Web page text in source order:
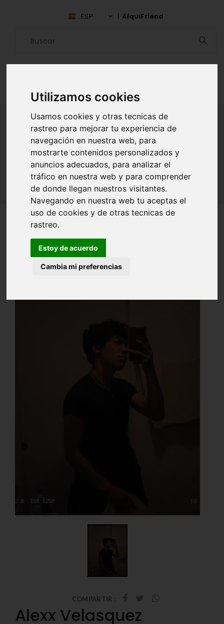
Utilizamos cookies
Usamos cookies y otras tecnicas de
rastreo para mejorar tu experiencia de
navegación en nuestra web, para
mostrarte contenidos personalizados y
anuncios adecuados, para analizar el
tráfico en nuestra web y para comprender
de donde llegan nuestros visitantes.
Navegando en nuestra web tu aceptas el
uso de cookies y de otras tecnicas de
rastreo.
Estoy de acuerdo
Cambia mi preferencias
ESP AlquiFriend
ALQUILAR AMIGO
Inicio Amigos Lima Alexx Velasquez
COMPARTIR :
Alexx Velasquez